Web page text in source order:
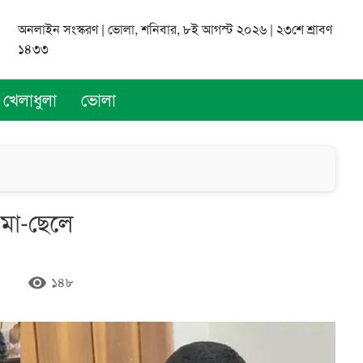
অনলাইন সংস্করণ | ভোলা, শনিবার, ৮ই আগস্ট ২০২৬ | ২৩শে শ্রাবণ
১৪৩৩
খেলাধুলা ভোলা
ছেলে
remove_red_eye ১৪৮